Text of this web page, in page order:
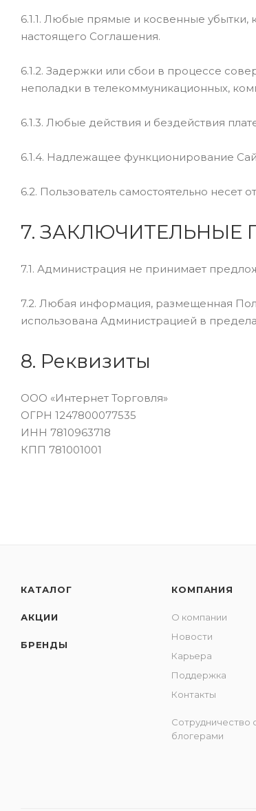
6.1.1. Любые прямые и косвенные
настоящего Соглашения.
6.1.2. Задержки или сбои в процессе
неполадки в телекоммуникационных,
6.1.3. Любые действия и бездействия
6.1.4. Надлежащее функционирование
6.2. Пользователь самостоятельно несет
7. ЗАКЛЮЧИТЕЛЬНЫЕ
7.1. Администрация не принимает
7.2. Любая информация, размещенная
использована Администрацией в
8. Реквизиты
ООО «Интернет Торговля»
ОГРН 1247800077535
ИНН 7810963718
КПП 781001001
КАТАЛОГ
АКЦИИ
БРЕНДЫ
КОМПАНИЯ
О компании
Новости
Карьера
Поддержка
Контакты
Сотрудничество
блогерами